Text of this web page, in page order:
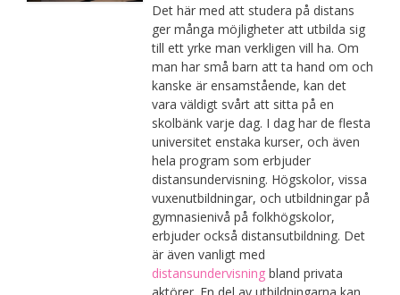
Det här med att studera på distans
ger många möjligheter att utbilda sig
till ett yrke man verkligen vill ha. Om
man har små barn att ta hand om och
kanske är ensamstående, kan det
vara väldigt svårt att sitta på en
skolbänk varje dag. I dag har de flesta
universitet enstaka kurser, och även
hela program som erbjuder
distansundervisning. Högskolor, vissa
vuxenutbildningar, och utbildningar på
gymnasienivå på folkhögskolor,
erbjuder också distansutbildning. Det
är även vanligt med
distansundervisningbland privata